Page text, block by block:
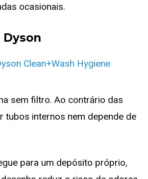
ocasionais.
sem filtro. Ao contrário das
tubos internos nem depende de
para um depósito próprio,